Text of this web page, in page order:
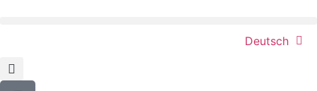
Deutsch